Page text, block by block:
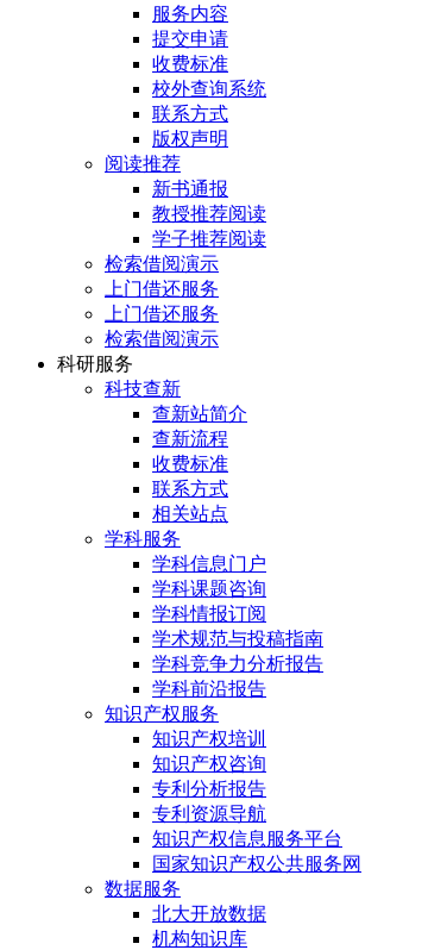
服务内容
提交申请
收费标准
校外查询系统
联系方式
版权声明
阅读推荐
新书通报
教授推荐阅读
学子推荐阅读
检索借阅演示
上门借还服务
上门借还服务
检索借阅演示
科研服务
科技查新
查新站简介
查新流程
收费标准
联系方式
相关站点
学科服务
学科信息门户
学科课题咨询
学科情报订阅
学术规范与投稿指南
学科竞争力分析报告
学科前沿报告
知识产权服务
知识产权培训
知识产权咨询
专利分析报告
专利资源导航
知识产权信息服务平台
国家知识产权公共服务网
数据服务
北大开放数据
机构知识库